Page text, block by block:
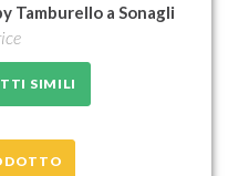
Tamburello a Sonagli
SIMILI